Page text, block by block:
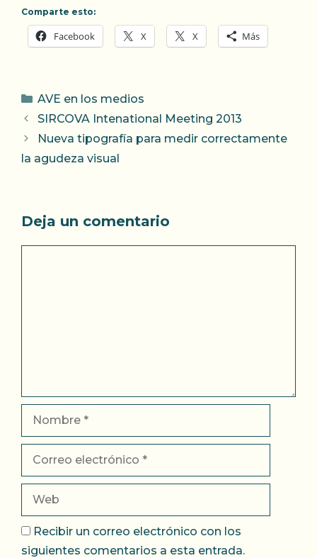
Comparte esto:
Facebook X X Más
Categorías
AVE en los medios
SIRCOVA Intenational Meeting 2013
Nueva tipografía para medir correctamente
la agudeza visual
Deja un comentario
electrónico
Recibir un correo electrónico con los
siguientes comentarios a esta entrada.